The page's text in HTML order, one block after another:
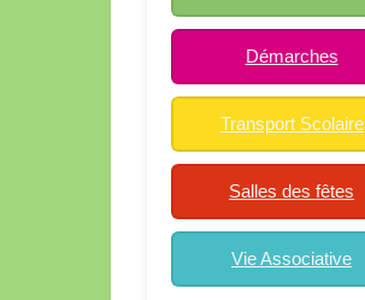
Démarches
Transport Scolaire
Salles des fêtes
Vie Associative